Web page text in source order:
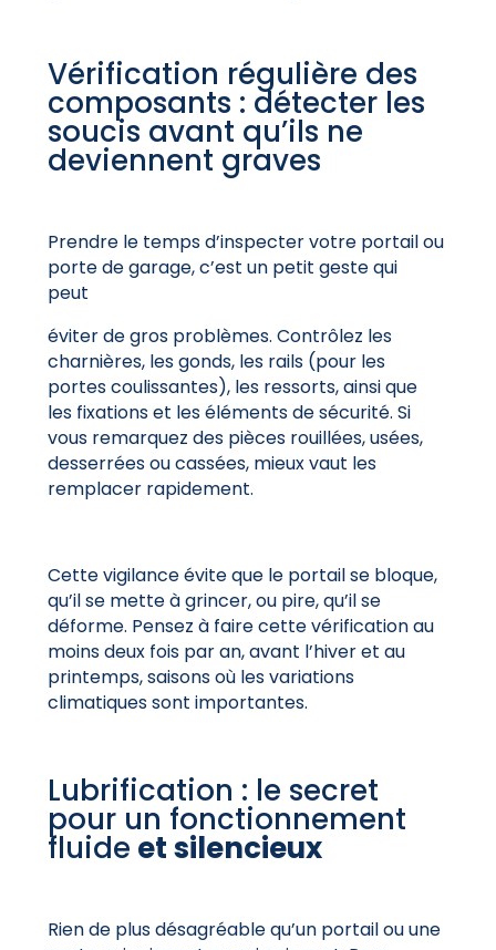
Vérification régulière des
composants : détecter les
soucis avant qu’ils ne
deviennent graves
Prendre le temps d’inspecter votre portail ou
porte de garage, c’est un petit geste qui
peut
éviter de gros problèmes. Contrôlez les
charnières, les gonds, les rails (pour les
portes coulissantes), les ressorts, ainsi que
les fixations et les éléments de sécurité. Si
vous remarquez des pièces rouillées, usées,
desserrées ou cassées, mieux vaut les
remplacer rapidement.
Cette vigilance évite que le portail se bloque,
qu’il se mette à grincer, ou pire, qu’il se
déforme. Pensez à faire cette vérification au
moins deux fois par an, avant l’hiver et au
printemps, saisons où les variations
climatiques sont importantes.
Lubrification : le secret
pour un fonctionnement
fluide et silencieux
Rien de plus désagréable qu’un portail ou une